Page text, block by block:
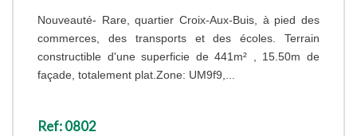
Nouveauté- Rare, quartier Croix-Aux-Buis, à pied des
commerces, des transports et des écoles. Terrain
constructible d'une superficie de 441m² , 15.50m de
façade, totalement plat.Zone: UM9f9,...
Ref: 0802